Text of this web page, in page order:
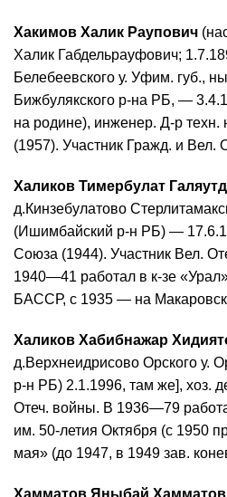
Хакимов Халик Раупович
Халик Габдельрауфович;
Белебеевского у. Уфим. губ.,
Бижбулякского р-на РБ, —
на родине), инженер. Д-р техн.
(1957). Участник Гражд. и Вел.
Халиков Тимербулат
д.Кинзебулатово
(Ишимбайский р-н РБ) —
Союза (1944). Участник Вел.
1940—41 работал в к-зе
БАССР, с 1935 — на
Халиков Хабибнажар
д.Верхнеидрисово Орского у.
р-н РБ) 2.1.1996, там же], хоз.
Отеч. войны. В 1936—79
им. 50-летия Октября (с 1950
мая» (до 1947, в 1949 зав.
Хамматов Яныбай